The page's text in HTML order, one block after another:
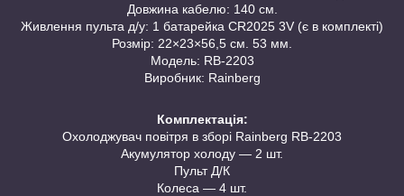
Довжина кабелю: 140 см.
Живлення пульта д/у: 1 батарейка CR2025 3V (є в комплекті)
Розмір: 22×23×56,5 см. 53 мм.
Модель: RB-2203
Виробник: Rainberg
Комплектація:
Охолоджувач повітря в зборі Rainberg RB-2203
Акумулятор холоду — 2 шт.
Пульт Д/К
Колеса — 4 шт.